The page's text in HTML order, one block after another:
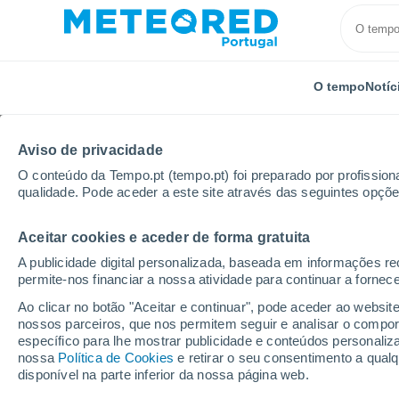
Aviso de privacidade
O conteúdo da Tempo.pt (tempo.pt) foi preparado por
qualidade. Pode aceder a este site através das seguintes
Aceitar cookies e aceder de forma gratuita
A publicidade digital personalizada, baseada em informações
permite-nos financiar a nossa atividade para continuar a
Ao clicar no botão "Aceitar e continuar", pode aceder ao
nossos parceiros, que nos permitem seguir e analisar o
específico para lhe mostrar publicidade e conteúdos
nossa Política de Cookies e retirar o seu consentimento a
disponível na parte inferior da nossa página web.
O tempo
Início França País do Loire Departamento de
Tempo em Carelles
03:27 Sábado